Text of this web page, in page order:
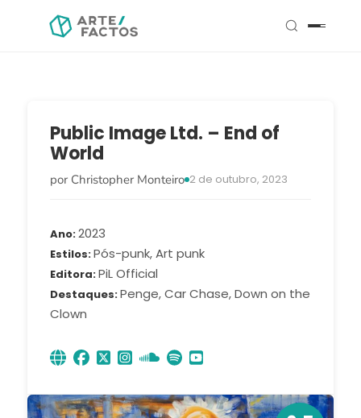
Public Image Ltd. – End of
World
por Christopher Monteiro 2 de outubro, 2023
Ano 2023
Estilos Pós-punk, Art punk
Editora PiL Official
Destaques Penge, Car Chase, Down on the
Clown